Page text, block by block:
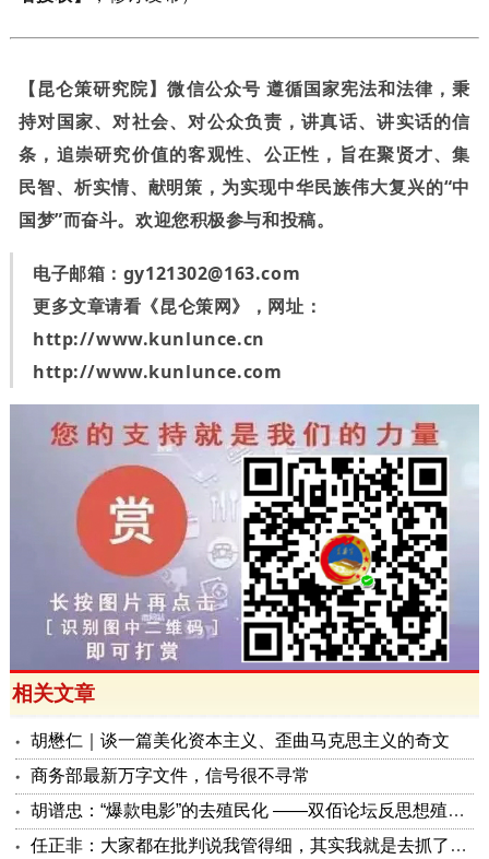
【昆仑策研究院】微信公众号 遵循国家宪法和法律，秉
持对国家、对社会、对公众负责，讲真话、讲实话的信
条，追崇研究价值的客观性、公正性，旨在聚贤才、集
民智、析实情、献明策，为实现中华民族伟大复兴的“中
国梦”而奋斗。欢迎您积极参与和投稿。
电子邮箱： gy121302@163.com
更多文章请看《昆仑策网》，网址：
http://www.kunlunce.cn
http://www.kunlunce.com
相关文章
胡懋仁｜谈一篇美化资本主义、歪曲马克思主义的奇文
商务部最新万字文件，信号很不寻常
胡谱忠：“爆款电影”的去殖民化 ——双佰论坛反思想殖民系列报告之五
任正非：大家都在批判说我管得细，其实我就是去抓了一些点激活原有政策这潭水